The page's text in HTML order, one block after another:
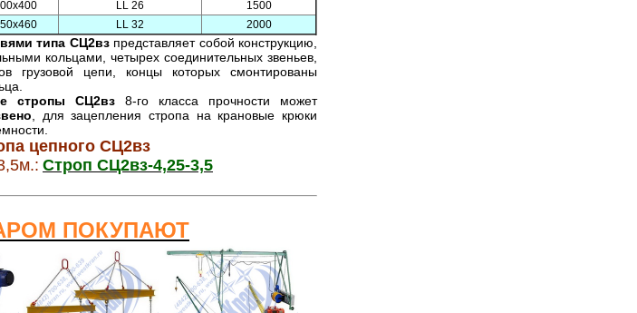
LL 26
1500
LL 32 2000
типа СЦ2взпредставляет собой конструкцию,
кольцами, четырех соединительных звеньев,
грузовой цепи, концы которых смонтированы
стропы СЦ2вз8-го класса прочности может
, для зацепления стропа на крановые крюки
цепного СЦ2вз
Строп СЦ2вз-4,25-3,5
ПОКУПАЮТ